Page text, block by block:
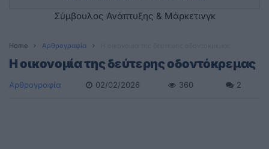
Σύμβουλος Ανάπτυξης & Μάρκετινγκ
Home Αρθρογραφία
Η οικονομία της δεύτερης οδοντόκρεμας
Αρθρογραφία 02/02/2026 360 2